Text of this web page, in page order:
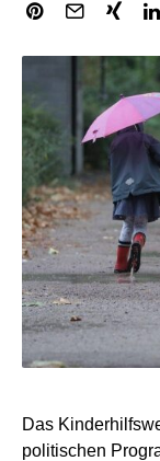
Das
politischen